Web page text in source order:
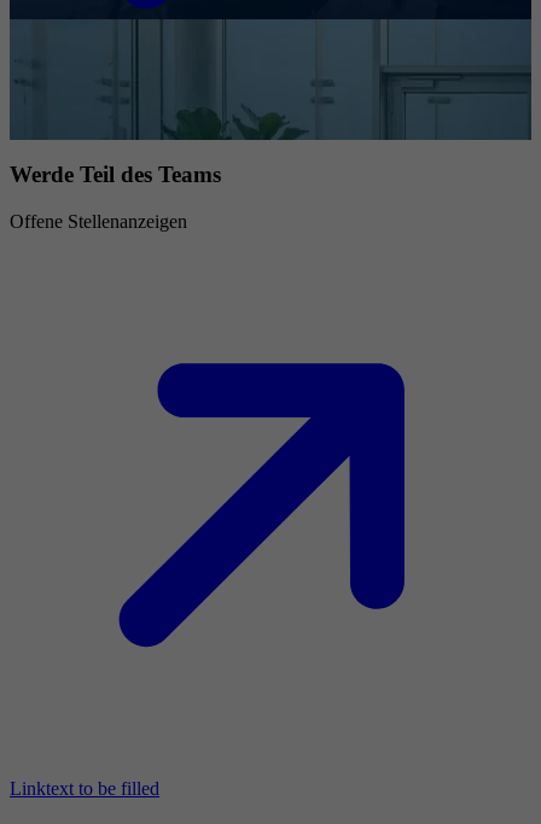
Werde Teil des Teams
Offene Stellenanzeigen
Linktext to be filled